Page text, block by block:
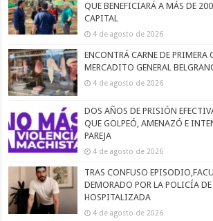
QUE BENEFICIARÁ A MÁS DE
CAPITAL
4 de agosto de 2026
ENCONTRÁ CARNE DE PRIMERA
MERCADITO GENERAL
4 de agosto de 2026
DOS AÑOS DE PRISIÓN
QUE GOLPEÓ, AMENAZÓ E
PAREJA
4 de agosto de 2026
TRAS CONFUSO
DEMORADO POR LA POLICÍA DE
HOSPITALIZADA
4 de agosto de 2026